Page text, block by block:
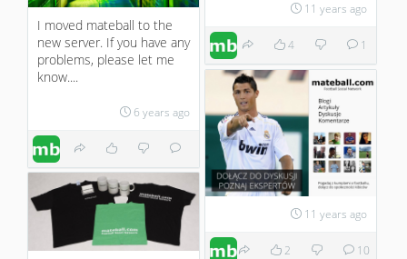
I moved mateball to the
new server. If you have any
problems, please let me
know....
6 years ago
11 years ago
4 1
11 years ago
2 10